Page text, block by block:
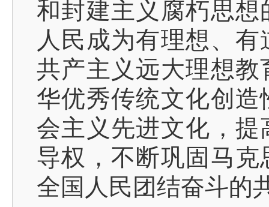
和封建主义腐朽思
人民成为有理想、
共产主义远大理想
华优秀传统文化创
会主义先进文化，
导权，不断巩固马
全国人民团结奋斗的